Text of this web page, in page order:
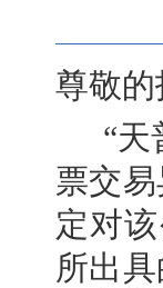
尊敬的
“天
票交
定对
所出